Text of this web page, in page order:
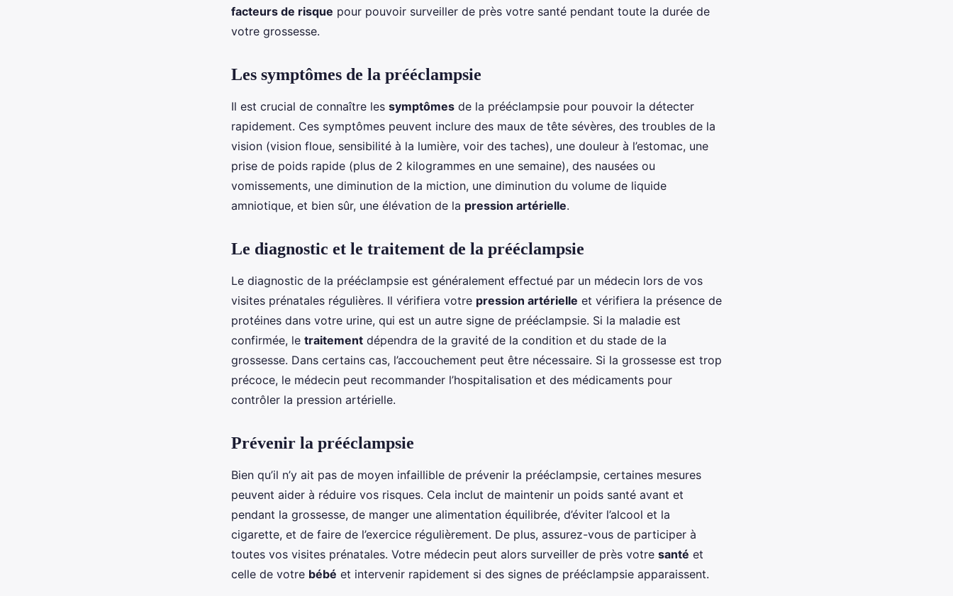
facteurs de risque pour pouvoir surveiller de près votre santé pendant toute la durée de
votre grossesse.
Les symptômes de la prééclampsie
Il est crucial de connaître les symptômes de la prééclampsie pour pouvoir la détecter
rapidement. Ces symptômes peuvent inclure des maux de tête sévères, des troubles de la
vision (vision floue, sensibilité à la lumière, voir des taches), une douleur à l’estomac, une
prise de poids rapide (plus de 2 kilogrammes en une semaine), des nausées ou
vomissements, une diminution de la miction, une diminution du volume de liquide
amniotique, et bien sûr, une élévation de la pression artérielle.
Le diagnostic et le traitement de la prééclampsie
Le diagnostic de la prééclampsie est généralement effectué par un médecin lors de vos
visites prénatales régulières. Il vérifiera votre pression artérielle et vérifiera la présence de
protéines dans votre urine, qui est un autre signe de prééclampsie. Si la maladie est
confirmée, le traitement dépendra de la gravité de la condition et du stade de la
grossesse. Dans certains cas, l’accouchement peut être nécessaire. Si la grossesse est trop
précoce, le médecin peut recommander l’hospitalisation et des médicaments pour
contrôler la pression artérielle.
Prévenir la prééclampsie
Bien qu’il n’y ait pas de moyen infaillible de prévenir la prééclampsie, certaines mesures
peuvent aider à réduire vos risques. Cela inclut de maintenir un poids santé avant et
pendant la grossesse, de manger une alimentation équilibrée, d’éviter l’alcool et la
cigarette, et de faire de l’exercice régulièrement. De plus, assurez-vous de participer à
toutes vos visites prénatales. Votre médecin peut alors surveiller de près votre santé et
celle de votre bébé et intervenir rapidement si des signes de prééclampsie apparaissent.